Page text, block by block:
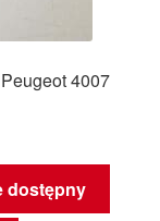
4007
dostępny